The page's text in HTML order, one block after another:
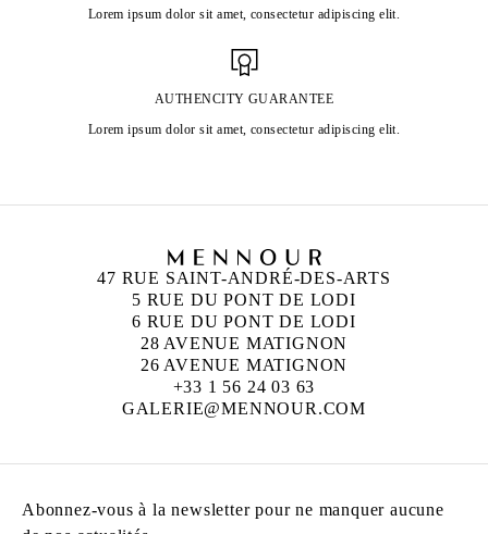
Lorem ipsum dolor sit amet, consectetur adipiscing elit.
AUTHENCITY GUARANTEE
Lorem ipsum dolor sit amet, consectetur adipiscing elit.
47 RUE SAINT-ANDRÉ-DES-ARTS
5 RUE DU PONT DE LODI
6 RUE DU PONT DE LODI
28 AVENUE MATIGNON
26 AVENUE MATIGNON
+33 1 56 24 03 63
GALERIE@MENNOUR.COM
Abonnez-vous à la newsletter pour ne manquer aucune